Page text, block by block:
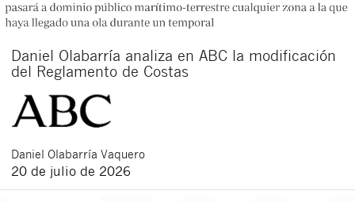
Daniel Olabarría analiza en ABC la modificación
del Reglamento de Costas
Daniel Olabarría Vaquero
20 de julio de 2026